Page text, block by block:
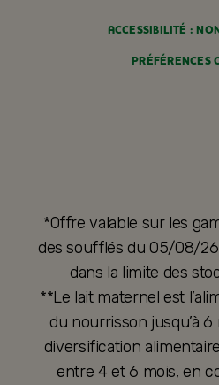
ACCESSIBILITÉ :
PRÉFÉRENCES
*Offre valable sur les
des soufflés du 05/08/
dans la limite des
**Le lait maternel est
du nourrisson jusqu’à 6
diversification
entre 4 et 6 mois, en